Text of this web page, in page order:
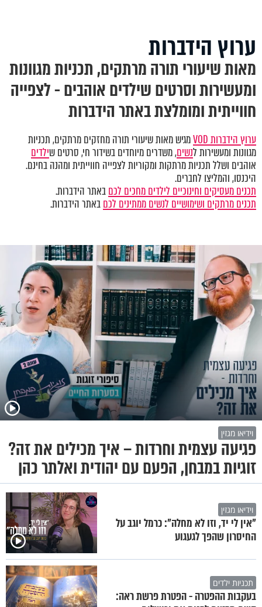
ערוץ הידברות
מאות שיעורי תורה מרתקים, תכניות מגוונות
ומעשירות וסרטים שילדים אוהבים - לצפייה
חווייתית ומומלצת באתר הידברות
ערוץ הידברות VOD
מגיש מאות שיעורי תורה מחזקים מרתקים, תכניות
מגוונות ומעשירות לנשים, משדרים מיוחדים בשידור חי, סרטים שילדים
אוהבים ושלל תכניות מרתקות ומקוריות לצפייה חווייתית ומהנה בחינם.
היכנסו, והמליצו לחברים.
תכנים מעסיקים וחינוכיים לילדים מחכים לכםבאתר הידברות.
תכנים מרתקים ושימושיים לנשים ממתינים לכםבאתר הידברות.
וידיאו מגזין
פגיעה עצמית וחרדות – איך מכילים את זה?
זוגיות במבחן, הפעם עם יהודית ואלתר כהן
וידיאו מגזין
"אין לי יד, וזו לא מחלה": כרמל יוגב על
החיסרון שהפך לגעגוע
תכניות ילדים
בעקבות ההפטרה - הפטרת פרשת ראה: